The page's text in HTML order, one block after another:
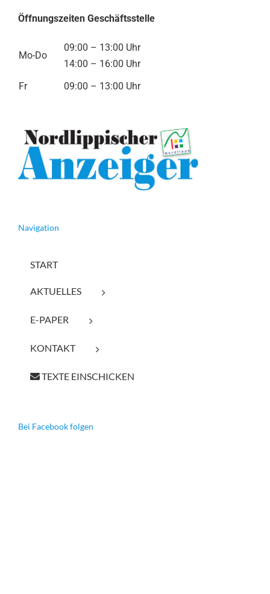
Öffnungszeiten Geschäftsstelle
Mo-Do
09:00 – 13:00 Uhr
14:00 – 16:00 Uhr
Fr
09:00 – 13:00 Uhr
Navigation
START
AKTUELLES
E-PAPER
KONTAKT
TEXTE EINSCHICKEN
Bei Facebook folgen